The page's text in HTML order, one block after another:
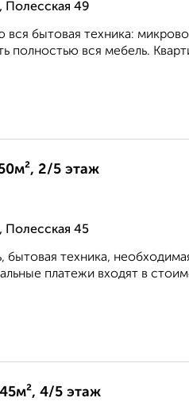
Полесская 49
бытовая техника:
полностью вся мебель.
2/5 этаж
Полесская 45
бытовая техника,
платежи входят в
4/5 этаж